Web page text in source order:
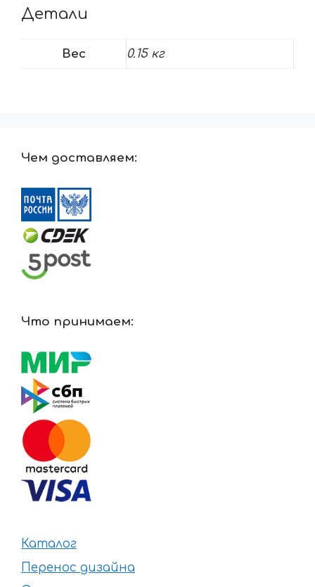
Детали
Вес 0.15 кг
Чем доставляем:
Что принимаем:
Каталог
Перенос дизайна